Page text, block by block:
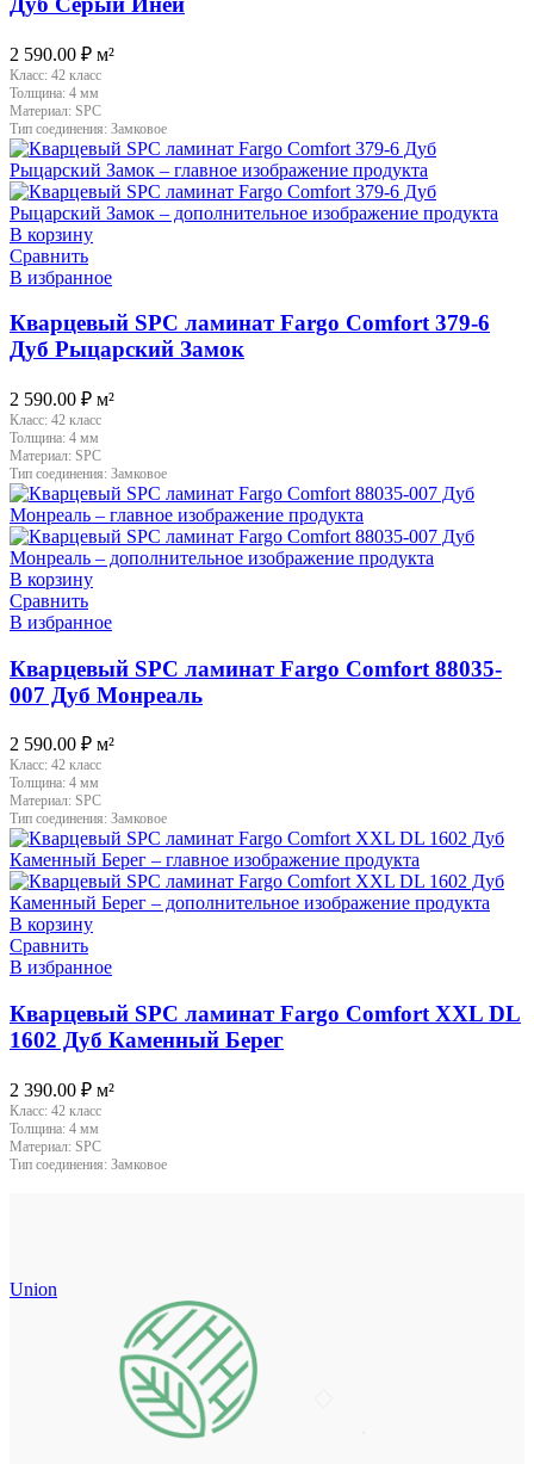
2 590.00 ₽ м²
Класс: 42 класс
Толщина: 4 мм
Материал: SPC
Тип соединения: Замковое
В корзину
Сравнить
В избранное
Кварцевый SPC ламинат Fargo Comfort 379-6
Дуб Рыцарский Замок
2 590.00 ₽ м²
Класс: 42 класс
Толщина: 4 мм
Материал: SPC
Тип соединения: Замковое
В корзину
Сравнить
В избранное
Кварцевый SPC ламинат Fargo Comfort 88035-
007 Дуб Монреаль
2 590.00 ₽ м²
Класс: 42 класс
Толщина: 4 мм
Материал: SPC
Тип соединения: Замковое
В корзину
Сравнить
В избранное
Кварцевый SPC ламинат Fargo Comfort XXL DL
1602 Дуб Каменный Берег
2 390.00 ₽ м²
Класс: 42 класс
Толщина: 4 мм
Материал: SPC
Тип соединения: Замковое
Union